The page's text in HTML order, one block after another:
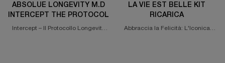
ABSOLUE LONGEVITY M.D
INTERCEPT THE PROTOCOL
Intercept – Il Protocollo Longevity
LA VIE EST BELLE KIT
RICARICA
Abbraccia la Felicità: L'Iconica